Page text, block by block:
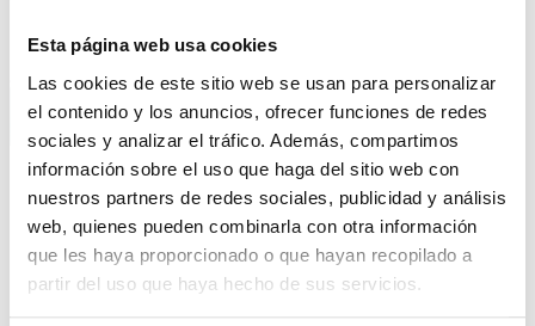
Esta página web usa cookies
Las cookies de este sitio web se usan para personalizar
el contenido y los anuncios, ofrecer funciones de redes
sociales y analizar el tráfico. Además, compartimos
información sobre el uso que haga del sitio web con
nuestros partners de redes sociales, publicidad y análisis
web, quienes pueden combinarla con otra información
que les haya proporcionado o que hayan recopilado a
partir del uso que haya hecho de sus servicios.
PREGUNTA
¿Por qué no cierran los centros
de Atención Temprana por el